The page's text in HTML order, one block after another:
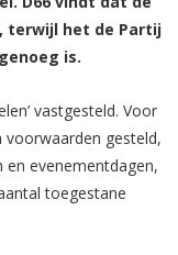
terwijl het de Partij
is.
vastgesteld. Voor
gesteld,
evenementdagen,
toegestane